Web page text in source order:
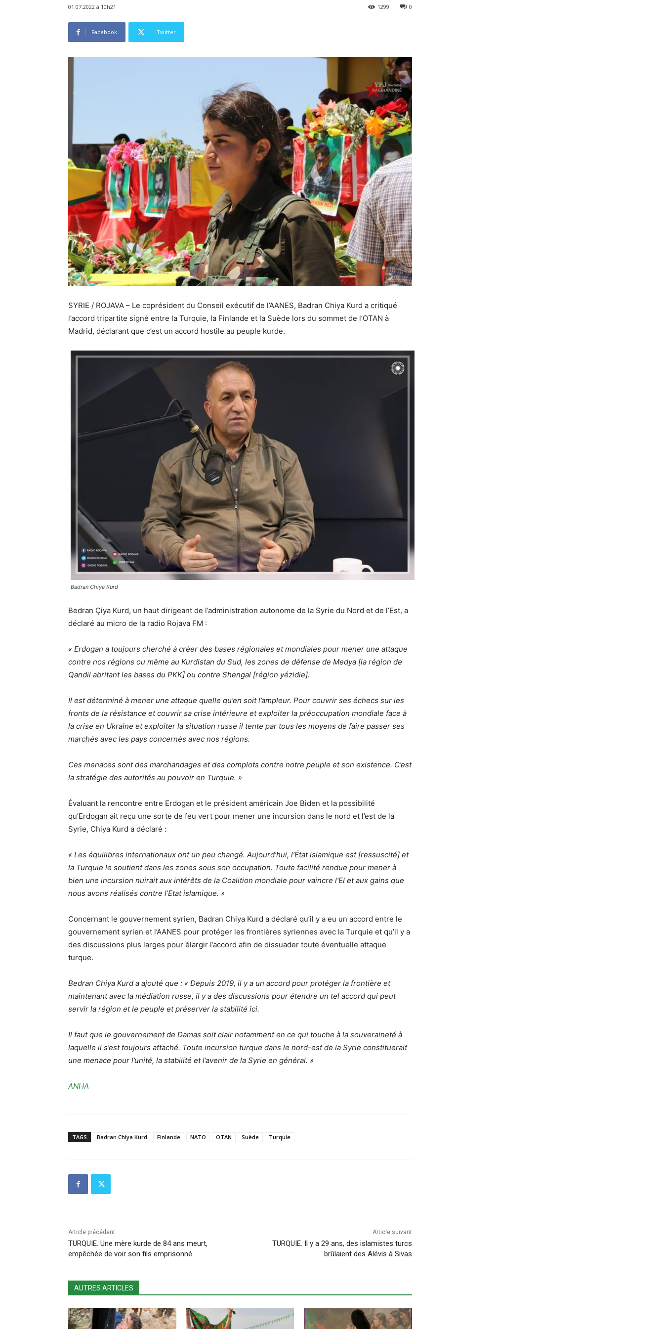
01.07.2022 à 10h21 0
1299
Facebook Twitter
SYRIE / ROJAVA – Le coprésident du Conseil exécutif de l’AANES, Badran Chiya Kurd a critiqué
l’accord tripartite signé entre la Turquie, la Finlande et la Suède lors du sommet de l’OTAN à
Madrid, déclarant que c’est un accord hostile au peuple kurde.
Badran Chiya Kurd
Bedran Çiya Kurd, un haut dirigeant de l’administration autonome de la Syrie du Nord et de l’Est, a
déclaré au micro de la radio Rojava FM :
« Erdogan a toujours cherché à créer des bases régionales et mondiales pour mener une attaque
contre nos régions ou même au Kurdistan du Sud, les zones de défense de Medya [la région de
Qandil abritant les bases du PKK] ou contre Shengal [région yézidie].
Il est déterminé à mener une attaque quelle qu’en soit l’ampleur. Pour couvrir ses échecs sur les
fronts de la résistance et couvrir sa crise intérieure et exploiter la préoccupation mondiale face à
la crise en Ukraine et exploiter la situation russe il tente par tous les moyens de faire passer ses
marchés avec les pays concernés avec nos régions.
Ces menaces sont des marchandages et des complots contre notre peuple et son existence. C’est
la stratégie des autorités au pouvoir en Turquie. »
Évaluant la rencontre entre Erdogan et le président américain Joe Biden et la possibilité
qu’Erdogan ait reçu une sorte de feu vert pour mener une incursion dans le nord et l’est de la
Syrie, Chiya Kurd a déclaré :
« Les équilibres internationaux ont un peu changé. Aujourd’hui, l’État islamique est [ressuscité] et
la Turquie le soutient dans les zones sous son occupation. Toute facilité rendue pour mener à
bien une incursion nuirait aux intérêts de la Coalition mondiale pour vaincre l’EI et aux gains que
nous avons réalisés contre l’Etat islamique. »
Concernant le gouvernement syrien, Badran Chiya Kurd a déclaré qu’il y a eu un accord entre le
gouvernement syrien et l’AANES pour protéger les frontières syriennes avec la Turquie et qu’il y a
des discussions plus larges pour élargir l’accord afin de dissuader toute éventuelle attaque
turque.
Bedran Chiya Kurd a ajouté que : « Depuis 2019, il y a un accord pour protéger la frontière et
maintenant avec la médiation russe, il y a des discussions pour étendre un tel accord qui peut
servir la région et le peuple et préserver la stabilité ici.
Il faut que le gouvernement de Damas soit clair notamment en ce qui touche à la souveraineté à
laquelle il s’est toujours attaché. Toute incursion turque dans le nord-est de la Syrie constituerait
une menace pour l’unité, la stabilité et l’avenir de la Syrie en général. »
ANHA
TAGS Badran Chiya Kurd Finlande NATO OTAN Suède Turquie
Article précédent
TURQUIE. Une mère kurde de 84 ans meurt,
empêchée de voir son fils emprisonné
Article suivant
TURQUIE. Il y a 29 ans, des islamistes turcs
brûlaient des Alévis à Sivas
AUTRES ARTICLES